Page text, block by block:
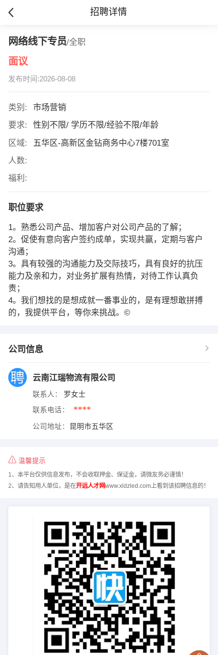
招聘详情
网络线下专员/全职
面议
发布时间:2026-08-08
类别:
市场营销
要求:
性别不限/ 学历不限/经验不限/年龄
区域:
五华区-高新区金钻商务中心7楼701室
人数:
福利:
职位要求
1。熟悉公司产品、增加客户对公司产品的了解；
2。促使有意向客户签约成单，实现共赢，定期与客户
沟通；
3。具有较强的沟通能力及交际技巧，具有良好的抗压
能力及亲和力，对业务扩展有热情，对待工作认真负
责；
4。我们想找的是想成就一番事业的，是有理想敢拼搏
的，我提供平台，等你来挑战。©
公司信息
云南江瑞物流有限公司
联系人： 罗女士
联系电话： ****
公司地址： 昆明市五华区
温馨提示
1、本平台仅供信息发布，不会收取押金、保证金，请微友务必谨慎！
2、请告知用人单位，是在开远人才网www.xldzled.com上看到该招聘信息的！